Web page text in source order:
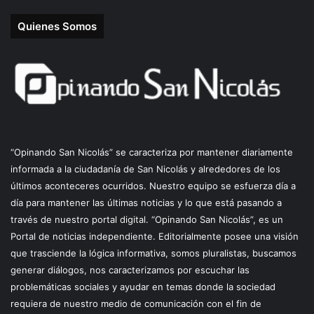
Quienes Somos
“Opinando San Nicolás” se caracteriza por mantener diariamente
informada a la ciudadanía de San Nicolás y alrededores de los
últimos aconteceres ocurridos. Nuestro equipo se esfuerza día a
día para mantener las últimas noticias y lo que está pasando a
través de nuestro portal digital. “Opinando San Nicolás”, es un
Portal de noticias independiente. Editorialmente posee una visión
que trasciende la lógica informativa, somos pluralistas, buscamos
generar diálogos, nos caracterizamos por escuchar las
problemáticas sociales y ayudar en temas donde la sociedad
requiera de nuestro medio de comunicación con el fin de